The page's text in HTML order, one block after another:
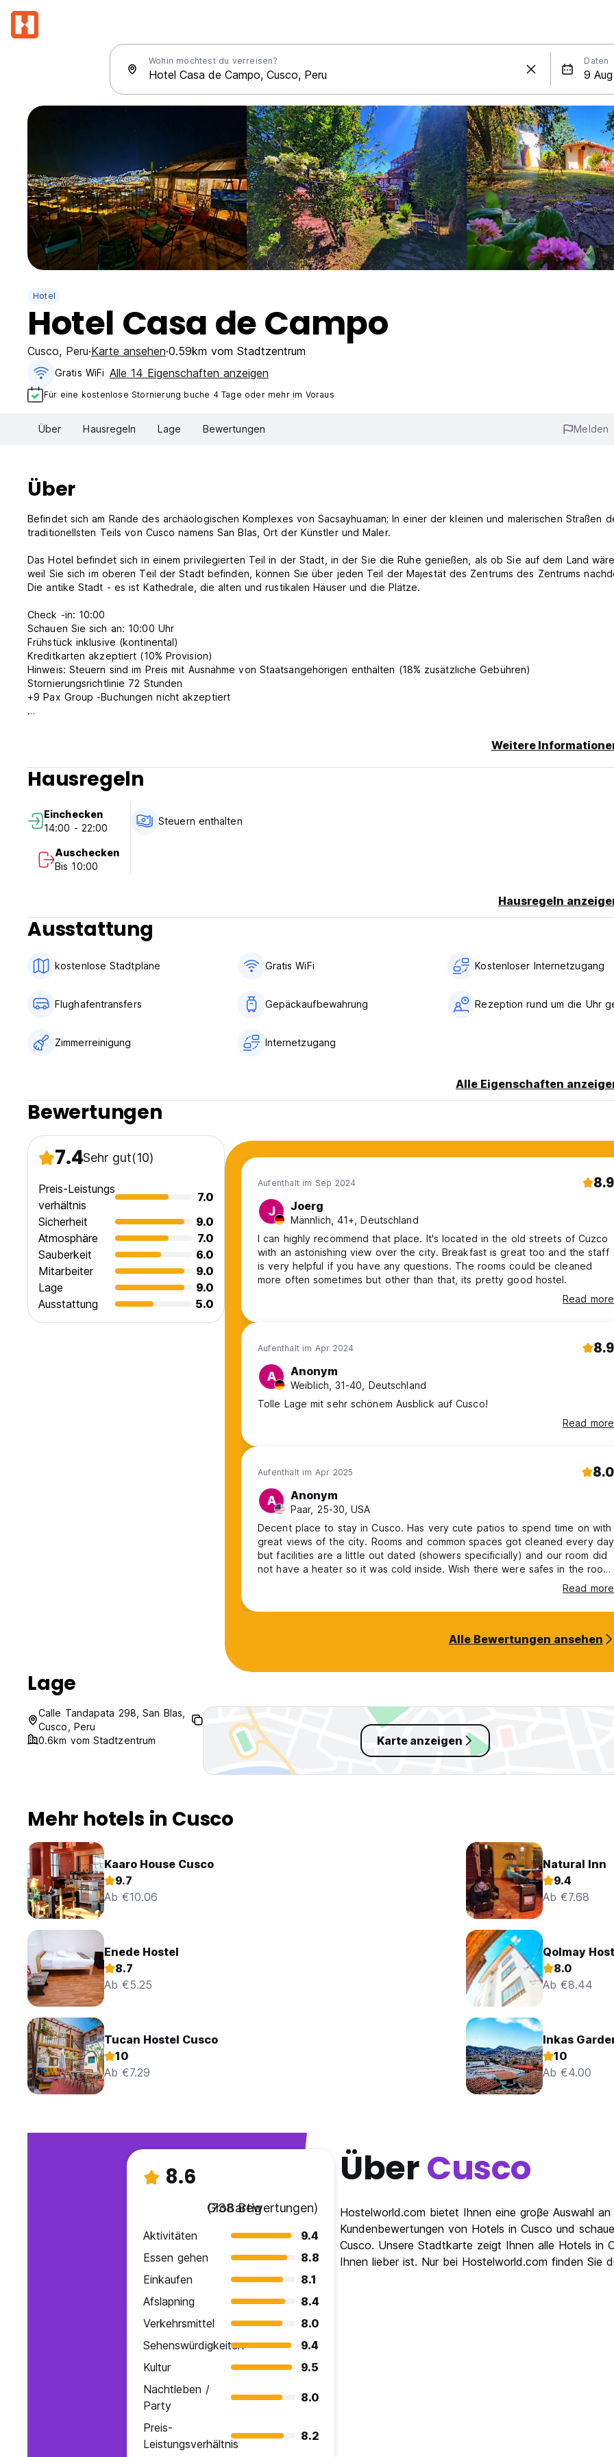
Wohin möchtest du verreisen? Daten
Hotel
Hotel Casa de Campo
Cusco, Peru Karte ansehen 0.59km vom Stadtzentrum
Gratis WiFi Alle 14 Eigenschaften anzeigen
Für eine kostenlose Stornierung buche 4 Tage oder mehr im Voraus
Über Hausregeln Lage Bewertungen Melden
Über
Befindet sich am Rande des archäologischen Komplexes von Sacsayhuaman; In einer der kleinen und malerischen Straßen
traditionellsten Teils von Cusco namens San Blas, Ort der Künstler und Maler.
Das Hotel befindet sich in einem privilegierten Teil in der Stadt, in der Sie die Ruhe genießen, als ob Sie auf dem Land
weil Sie sich im oberen Teil der Stadt befinden, können Sie über jeden Teil der Majestät des Zentrums des Zentrums
Die antike Stadt - es ist Kathedrale, die alten und rustikalen Häuser und die Plätze.
Check -in: 10:00
Schauen Sie sich an: 10:00 Uhr
Frühstück inklusive (kontinental)
Kreditkarten akzeptiert (10% Provision)
Hinweis: Steuern sind im Preis mit Ausnahme von Staatsangehörigen enthalten (18% zusätzliche Gebühren)
Stornierungsrichtlinie 72 Stunden
+9 Pax Group -Buchungen nicht akzeptiert
Weitere
Hausregeln
Einchecken
14:00 - 22:00
Auschecken
Bis 10:00
Steuern enthalten
Hausregeln
Ausstattung
kostenlose Stadtpläne Gratis WiFi Kostenloser Internetzugang
Flughafentransfers Gepäckaufbewahrung Rezeption rund um die Uhr
Zimmerreinigung Internetzugang
Alle Eigenschaften
Bewertungen
7.4Sehr gut(10)
Preis-Leistungs
verhältnis
7.0
Sicherheit
9.0
Atmosphäre
7.0
Sauberkeit
6.0
Mitarbeiter
9.0
Lage
9.0
Ausstattung
5.0
Aufenthalt im Sep 2024 8.9
J Joerg
Männlich, 41+, Deutschland
I can highly recommend that place. It's located in the old streets of Cuzco
with an astonishing view over the city. Breakfast is great too and the staff
is very helpful if you have any questions. The rooms could be cleaned
more often sometimes but other than that, its pretty good hostel.
Read more
Aufenthalt im Apr 2024 8.9
A Anonym
Weiblich, 31-40, Deutschland
Tolle Lage mit sehr schönem Ausblick auf Cusco!
Read more
Aufenthalt im Apr 2025 8.0
A Anonym
Paar, 25-30, USA
Decent place to stay in Cusco. Has very cute patios to spend time on with
great views of the city. Rooms and common spaces got cleaned every day
but facilities are a little out dated (showers specificially) and our room did
not have a heater so it was cold inside. Wish there were safes in the room
for valuables. Good location in between Plaza de Armas, San Blas, and the
Read more
Alle Bewertungen ansehen
Lage
Calle Tandapata 298, San Blas,
Cusco, Peru
0.6km vom Stadtzentrum
Karte anzeigen
Mehr hotels in Cusco
Kaaro House Cusco
9.7
Ab €10.06
Natural Inn
9.4
Ab €7.68
Enede Hostel
8.7
Ab €5.25
Qolmay
8.0
Ab €8.44
Tucan Hostel Cusco
10
Ab €7.29
Inkas
10
Ab €4.00
8.6
Großartig
(738 Bewertungen)
Aktivitäten
9.4
Essen gehen
8.8
Einkaufen
8.1
Afslapning
8.4
Verkehrsmittel
8.0
Sehenswürdigkeiten
9.4
Kultur
9.5
Nachtleben /
Party
8.0
Preis-
Leistungsverhältnis
8.2
ÜberCusco
Hostelworld.com bietet Ihnen eine groβe Auswahl
Kundenbewertungen von Hotels in Cusco und
Cusco. Unsere Stadtkarte zeigt Ihnen alle Hotels in
Ihnen lieber ist. Nur bei Hostelworld.com finden Sie